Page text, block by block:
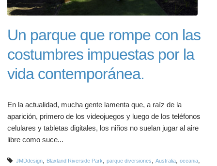
Un parque que rompe con las
costumbres impuestas por la
vida contemporánea.
En la actualidad, mucha gente lamenta que, a raíz de la
aparición, primero de los videojuegos y luego de los teléfonos
celulares y tabletas digitales, los niños no suelan jugar al aire
libre como suce...
JMDdesign, Blaxland Riverside Park, parque diversiones, Australia, oceania,